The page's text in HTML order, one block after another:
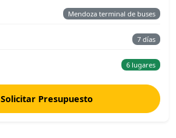
Mendoza terminal de buses
7 días
6 lugares
Solicitar Presupuesto